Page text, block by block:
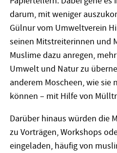
darum, mit weniger
Gülnur vom Umweltverein
seinen Mitstreiterinnen und
Muslime dazu anregen,
Umwelt und Natur zu
anderem Moscheen, wie
können – mit Hilfe von
Darüber hinaus würden die
zu Vorträgen, Workshops
eingeladen, häufig von